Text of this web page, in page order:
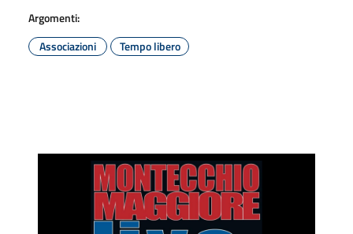
Argomenti:
Associazioni
Tempo libero